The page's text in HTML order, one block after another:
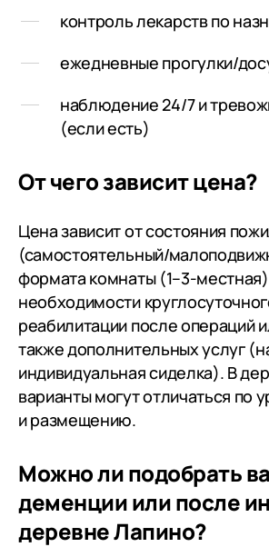
контроль лекарств по
ежедневные прогулки/
наблюдение 24/7 и
(если есть)
От чего зависит цена?
Цена зависит от состояния
(самостоятельный/
формата комнаты (1–3-
необходимости
реабилитации после операций
также дополнительных услуг
индивидуальная сиделка). В
варианты могут отличаться по
и размещению.
Можно ли подобрать
деменции или после
деревне Лапино?